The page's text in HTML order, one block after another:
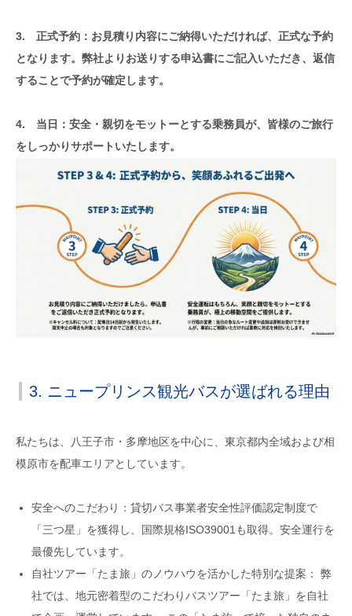
3. 正式予約：お見積り内容にご納得いただければ、正式な予約
となります。弊社よりお送りする申込書にご記入いただき、返信
することで予約が確定します。
4. 当日：安全・親切をモットーとする乗務員が、皆様のご旅行
をしっかりサポートいたします。
3. ニュープリンス観光バスが選ばれる理由
私たちは、八王子市・多摩地区を中心に、東京都内全域および相
模原市を配車エリアとしています。
安全へのこだわり：貸切バス事業者安全性評価認定制度で
「三つ星」を獲得し、国際規格ISO39001も取得。安全運行を
最優先しています。
自社ツアー「たま旅」のノウハウを活かした特別な提案： 弊
社では、地元密着型のこだわりバスツアー「たま旅」を自社